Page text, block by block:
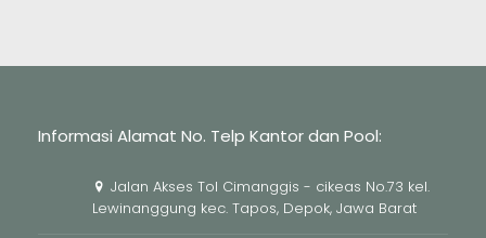
Informasi Alamat No. Telp Kantor dan Pool:
Jalan Akses Tol Cimanggis - cikeas No.73 kel.
Lewinanggung kec. Tapos, Depok, Jawa Barat